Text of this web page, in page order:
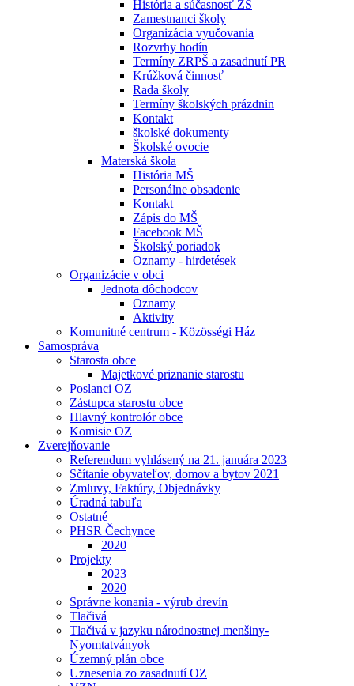
História a súčasnosť ZŠ
Zamestnanci školy
Organizácia vyučovania
Rozvrhy hodín
Termíny ZRPŠ a zasadnutí PR
Krúžková činnosť
Rada školy
Termíny školských prázdnin
Kontakt
školské dokumenty
Školské ovocie
Materská škola
História MŠ
Personálne obsadenie
Kontakt
Zápis do MŠ
Facebook MŠ
Školský poriadok
Oznamy - hirdetések
Organizácie v obci
Jednota dôchodcov
Oznamy
Aktivity
Komunitné centrum - Közösségi Ház
Samospráva
Starosta obce
Majetkové priznanie starostu
Poslanci OZ
Zástupca starostu obce
Hlavný kontrolór obce
Komisie OZ
Zverejňovanie
Referendum vyhlásený na 21. januára 2023
Sčítanie obyvateľov, domov a bytov 2021
Zmluvy, Faktúry, Objednávky
Úradná tabuľa
Ostatné
PHSR Čechynce
2020
Projekty
2023
2020
Správne konania - výrub drevín
Tlačivá
Tlačivá v jazyku národnostnej menšiny-
Nyomtatványok
Územný plán obce
Uznesenia zo zasadnutí OZ